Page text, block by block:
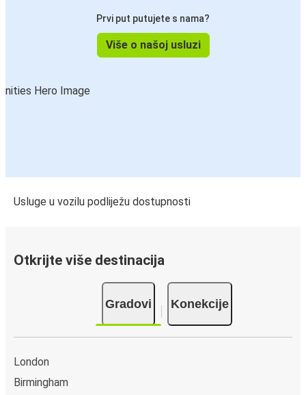
Prvi put putujete s nama?
Više o našoj usluzi
Usluge u vozilu podliježu dostupnosti
Otkrijte više destinacija
Gradovi Konekcije
London
Birmingham